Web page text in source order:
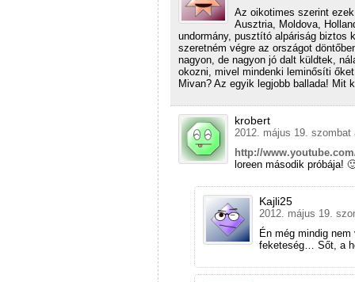
Az oikotimes szerint
Ausztria, Moldova,
undormány, pusztító alpáriság biztos
szeretném végre az országot
nagyon, de nagyon jó dalt küldtek,
okozni, mivel mindenki leminősíti
Mivan? Az egyik legjobb ballada! Mit
krobert
2012. május 19. szombat
http://
loreen második próbája!
Kajli25
2012. május 19.
Én még mindig
feketeség… Sőt, a